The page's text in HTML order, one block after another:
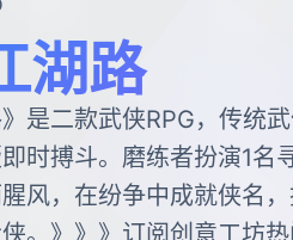
湖路
》是二款武侠RPG，传统
时搏斗。磨练者扮演1名
风，在纷争中成就侠名
。》》》订阅创意工坊